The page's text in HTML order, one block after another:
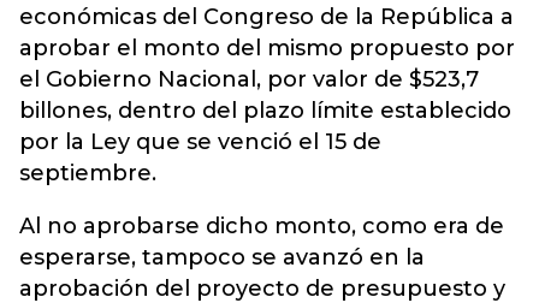
económicas del Congreso de la República a
aprobar el monto del mismo propuesto por
el Gobierno Nacional, por valor de $523,7
billones, dentro del plazo límite establecido
por la Ley que se venció el 15 de
septiembre.
Al no aprobarse dicho monto, como era de
esperarse, tampoco se avanzó en la
aprobación del proyecto de presupuesto y